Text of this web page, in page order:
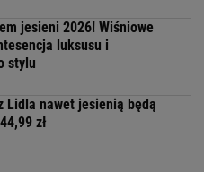
jesieni 2026! Wiśniowe
luksusu i
stylu
Lidla nawet jesienią będą
zł